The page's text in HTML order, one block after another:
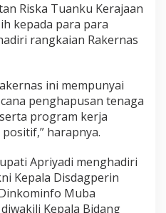
Riska Tuanku Kerajaan
kepada para para
rangkaian Rakernas
ini mempunyai
penghapusan tenaga
program kerja
harapnya.
Apriyadi menghadiri
Kepala Disdagperin
Muba
Kepala Bidang